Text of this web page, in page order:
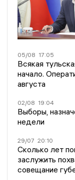
05/08 17:05
Всякая
начало.
августа
02/08 19:04
Выборы,
недели
29/07 20:10
Сколько лет
заслужить
совещание